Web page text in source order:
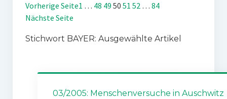
Vorherige Seite1 … 48 49 50 51 52 … 84
Nächste Seite
Stichwort BAYER: Ausgewählte Artikel
03/2005: Menschenversuche in Auschwitz